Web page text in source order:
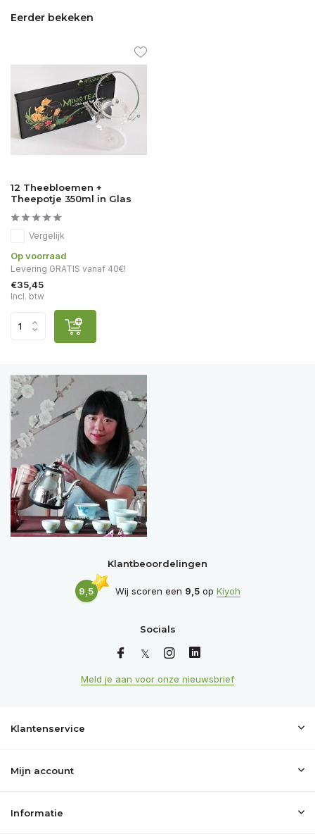
Eerder bekeken
12 Theebloemen +
Theepotje 350ml in Glas
Vergelijk
Op voorraad
Levering GRATIS vanaf 40€!
€35,45
Incl. btw
Klantbeoordelingen
9,5 Wij scoren een 9,5op Kiyoh
Socials
Meld je aan voor onze nieuwsbrief
Klantenservice
Mijn account
Informatie